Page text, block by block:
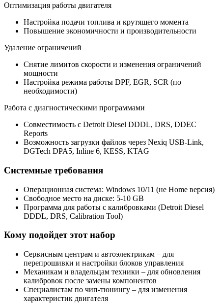
Оптимизация работы двигателя
Настройка подачи топлива и крутящего момента
Повышение экономичности и производительности
Удаление ограничений
Снятие лимитов скорости и изменения ограничений
мощности
Настройка режима работы DPF, EGR, SCR (по
необходимости)
Работа с диагностическими программами
Совместимость с Detroit Diesel DDDL, DRS, DDEC
Reports
Возможность загрузки файлов через Nexiq USB-Link,
DGTech DPA5, Inline 6, KESS, KTAG
Системные требования
Операционная система: Windows 10/11 (не Home версия)
Свободное место на диске: 5-10 GB
Программа для работы с калибровками (Detroit Diesel
DDDL, DRS, Calibration Tool)
Кому подойдет этот набор
Сервисным центрам и автоэлектрикам – для
перепрошивки и настройки блоков управления
Механикам и владельцам техники – для обновления
калибровок после замены компонентов
Специалистам по чип-тюнингу – для изменения
характеристик двигателя